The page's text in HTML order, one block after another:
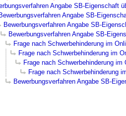
Angabe SB-Eigenschaft
Angabe SB-
Bewerbungsverfahren Angabe SB-
Bewerbungsverfahren Angabe SB-
Frage nach Schwerbehinderung im
Frage nach Schwerbehinderung im
Frage nach Schwerbehinderung im
Frage nach Schwerbehinderung
Bewerbungsverfahren Angabe SB-